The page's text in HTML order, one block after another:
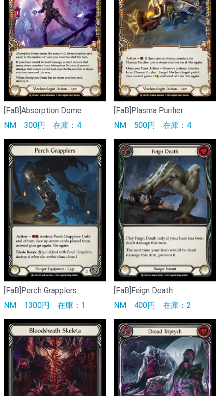
[FaB]Absorption Dome
NM 300円 在庫：4
[FaB]Plasma Purifier
NM 500円 在庫：4
[FaB]Perch Grapplers
NM 1300円 在庫：1
[FaB]Feign Death
NM 400円 在庫：2